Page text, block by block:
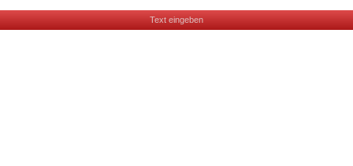
Text eingeben